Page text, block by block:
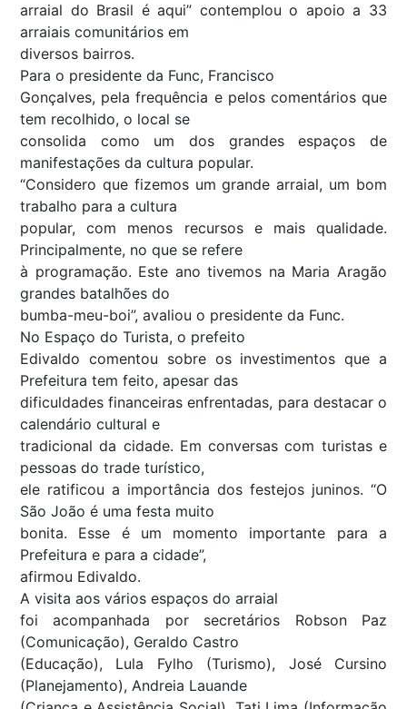
arraial do Brasil é aqui” contemplou o apoio a 33
arraiais comunitários em
diversos bairros.
Para o presidente da Func, Francisco
Gonçalves, pela frequência e pelos comentários que
tem recolhido, o local se
consolida como um dos grandes espaços de
manifestações da cultura popular.
“Considero que fizemos um grande arraial, um bom
trabalho para a cultura
popular, com menos recursos e mais qualidade.
Principalmente, no que se refere
à programação. Este ano tivemos na Maria Aragão
grandes batalhões do
bumba-meu-boi”, avaliou o presidente da Func.
No Espaço do Turista, o prefeito
Edivaldo comentou sobre os investimentos que a
Prefeitura tem feito, apesar das
dificuldades financeiras enfrentadas, para destacar o
calendário cultural e
tradicional da cidade. Em conversas com turistas e
pessoas do trade turístico,
ele ratificou a importância dos festejos juninos. “O
São João é uma festa muito
bonita. Esse é um momento importante para a
Prefeitura e para a cidade”,
afirmou Edivaldo.
A visita aos vários espaços do arraial
foi acompanhada por secretários Robson Paz
(Comunicação), Geraldo Castro
(Educação), Lula Fylho (Turismo), José Cursino
(Planejamento), Andreia Lauande